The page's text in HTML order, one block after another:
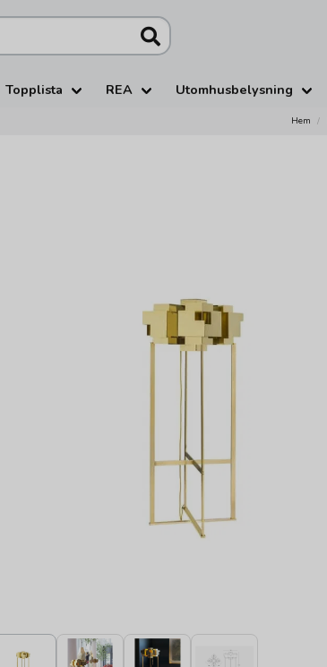
Topplista REA Utomhusbelysning
Hem